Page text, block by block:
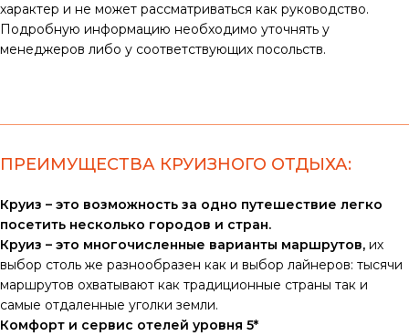
характер и не может рассматриваться как руководство.
Подробную информацию необходимо уточнять у
менеджеров либо у соответствующих посольств.
ПРЕИМУЩЕСТВА КРУИЗНОГО ОТДЫХА:
Круиз – это возможность за одно путешествие легко
посетить несколько городов и стран.
Круиз – это многочисленные варианты маршрутов, их
выбор столь же разнообразен как и выбор лайнеров: тысячи
маршрутов охватывают как традиционные страны так и
самые отдаленные уголки земли.
Комфорт и сервис отелей уровня 5*